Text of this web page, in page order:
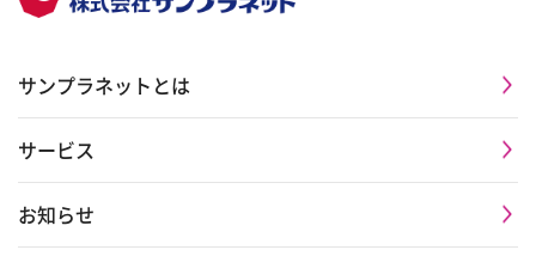
サンプラネットとは
サービス
お知らせ